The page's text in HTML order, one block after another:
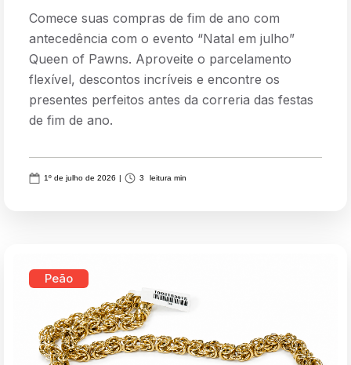
Comece suas compras de fim de ano com
antecedência com o evento “Natal em julho”
Queen of Pawns. Aproveite o parcelamento
flexível, descontos incríveis e encontre os
presentes perfeitos antes da correria das festas
de fim de ano.
1º de julho de 2026 | 3 leitura min
Peão